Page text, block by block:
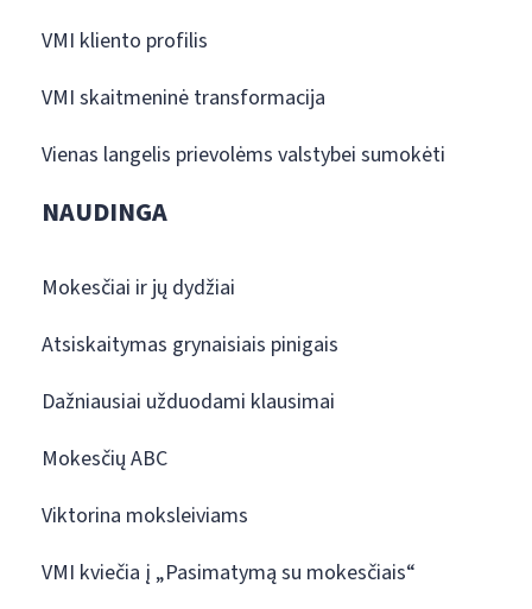
VMI kliento profilis
VMI skaitmeninė transformacija
Vienas langelis prievolėms valstybei sumokėti
NAUDINGA
Mokesčiai ir jų dydžiai
Atsiskaitymas grynaisiais pinigais
Dažniausiai užduodami klausimai
Mokesčių ABC
Viktorina moksleiviams
VMI kviečia į „Pasimatymą su mokesčiais“